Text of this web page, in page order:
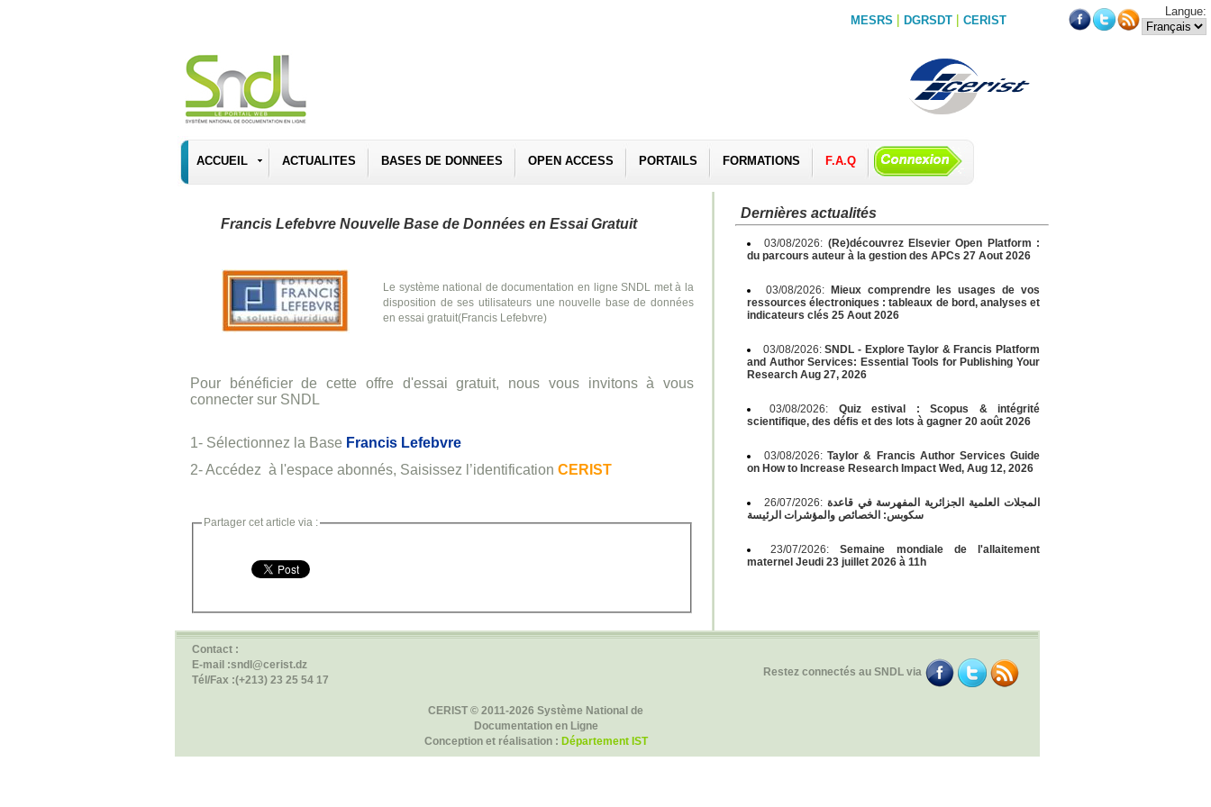
MESRS | DGRSDT | CERIST
Langue:
ACCUEIL ACTUALITES BASES DE DONNEES OPEN ACCESS PORTAILS FORMATIONS F.A.Q
Francis Lefebvre Nouvelle Base de Données en Essai Gratuit
Le système national de documentation en ligne SNDL met à la
disposition de ses utilisateurs une nouvelle base de données
en essai gratuit(Francis Lefebvre)
Pour bénéficier de cette offre d'essai gratuit, nous vous invitons à vous
connecter sur SNDL
1- Sélectionnez la Base Francis Lefebvre
2- Accédez à l'espace abonnés, Saisissez l’identification CERIST
Partager cet article via :
Dernières actualités
03/08/2026: (Re)découvrez Elsevier Open Platform :
du parcours auteur à la gestion des APCs 27 Aout 2026
03/08/2026:
Mieux comprendre les usages de vos
ressources électroniques : tableaux de bord, analyses et
indicateurs clés 25 Aout 2026
03/08/2026:SNDL - Explore Taylor & Francis Platform
and Author Services: Essential Tools for Publishing Your
Research Aug 27, 2026
03/08/2026: Quiz estival : Scopus & intégrité
scientifique, des défis et des lots à gagner 20 août 2026
03/08/2026:Taylor & Francis Author Services Guide
on How to Increase Research Impact Wed, Aug 12, 2026
26/07/2026: المجلات العلمية الجزائرية المفهرسة في قاعدة
سكوبس: الخصائص والمؤشرات الرئيسة
23/07/2026:Semaine mondiale de l'allaitement
maternel Jeudi 23 juillet 2026 à 11h
Contact :
E-mail :sndl@cerist.dz
Tél/Fax :(+213) 23 25 54 17
Restez connectés au SNDL via
CERIST © 2011-2026 Système National de
Documentation en Ligne
Conception et réalisation : Département IST